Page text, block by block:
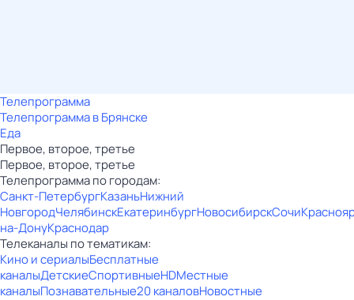
Телепрограмма
Телепрограмма в Брянске
Еда
Первое, второе, третье
Первое, второе, третье
Телепрограмма по городам:
Санкт-ПетербургКазаньНижний
НовгородЧелябинскЕкатеринбургНовосибирскСочи
на-ДонуКраснодар
Телеканалы по тематикам:
Кино и сериалыБесплатные
каналыДетскиеСпортивныеHDМестные
каналыПознавательные20 каналовНовостные